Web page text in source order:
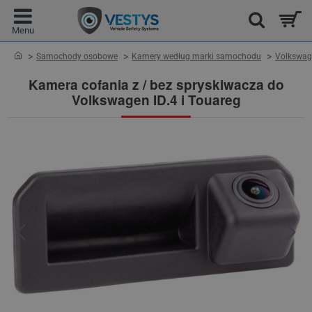
Kamera cofania z / bez spryskiwacza do
Volkswagen ID.4 i Touareg
homeSamochody osobowe Kamery według marki samochodu